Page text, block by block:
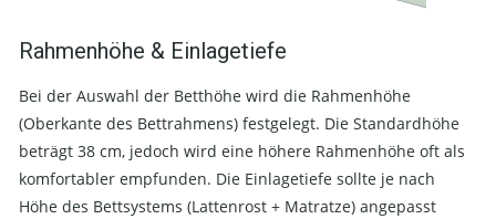
Rahmenhöhe & Einlagetiefe
Bei der Auswahl der Betthöhe wird die Rahmenhöhe
(Oberkante des Bettrahmens) festgelegt. Die Standardhöhe
beträgt 38 cm, jedoch wird eine höhere Rahmenhöhe oft als
komfortabler empfunden. Die Einlagetiefe sollte je nach
Höhe des Bettsystems (Lattenrost + Matratze) angepasst